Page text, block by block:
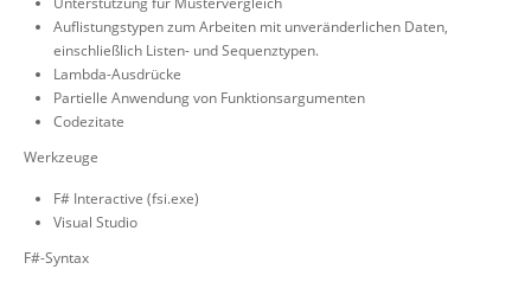
Auflistungstypen zum Arbeiten mit unveränderlichen Daten,
einschließlich Listen- und Sequenztypen.
Lambda-Ausdrücke
Partielle Anwendung von Funktionsargumenten
Codezitate
Werkzeuge
F# Interactive (fsi.exe)
Visual Studio
F#-Syntax